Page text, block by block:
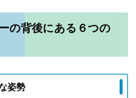
の背後にある６つの
姿勢